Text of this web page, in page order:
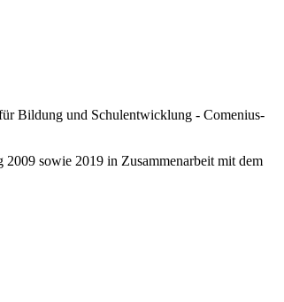
Bildung und Schulentwicklung - Comenius-
sowie 2019 in Zusammenarbeit mit dem